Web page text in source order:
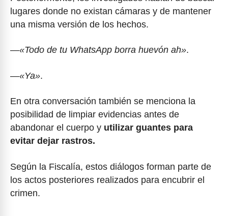
lugares donde no existan cámaras y de mantener
una misma versión de los hechos.
—«Todo de tu WhatsApp borra huevón ah».
—«Ya».
En otra conversación también se menciona la
posibilidad de limpiar evidencias antes de
abandonar el cuerpo y utilizar guantes para
evitar dejar rastros.
Según la Fiscalía, estos diálogos forman parte de
los actos posteriores realizados para encubrir el
crimen.